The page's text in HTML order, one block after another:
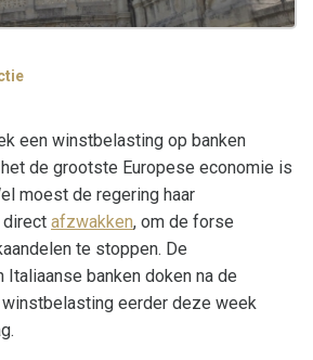
een winstbelasting op banken
de grootste Europese economie is
moest de regering haar
direct afzwakken, om de forse
te stoppen. De
Italiaanse banken doken na de
eerder deze week